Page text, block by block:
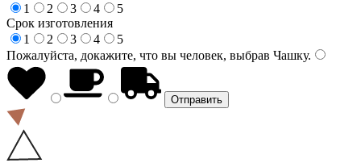
1
2 3 4
5
Срок изготовления
1
2 3 4
5
Пожалуйста, докажите, что вы человек, выбрав Чашку.